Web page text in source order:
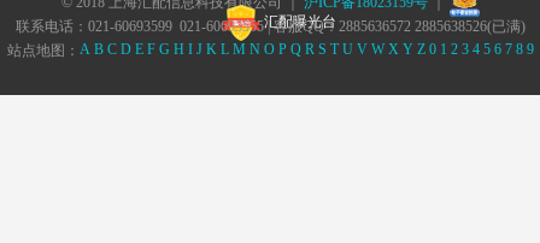
汇配曝光台
联系电话：021-60693599 021-60693555 | 客服QQ：2885636572 2885638526(已满)
站点地图： A B C D E F G H I J K L M N O P Q R S T U V W X Y Z 0 1 2 3 4 5 6 7 8 9